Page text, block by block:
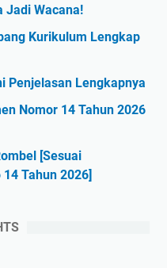
Jadi Wacana!
Kurikulum Lengkap
Penjelasan Lengkapnya
Nomor 14 Tahun 2026
[Sesuai
14 Tahun 2026]